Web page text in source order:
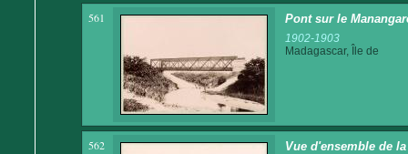
561 Pont sur le
1902-1903
Madagascar, Île de
562 Vue d'ensemble de